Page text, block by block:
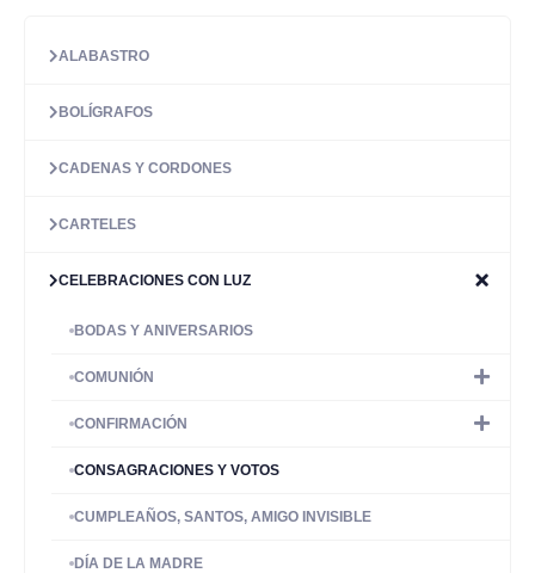
ALABASTRO
BOLÍGRAFOS
CADENAS Y CORDONES
CARTELES
CELEBRACIONES CON LUZ
BODAS Y ANIVERSARIOS
COMUNIÓN
CONFIRMACIÓN
CONSAGRACIONES Y VOTOS
CUMPLEAÑOS, SANTOS, AMIGO INVISIBLE
DÍA DE LA MADRE